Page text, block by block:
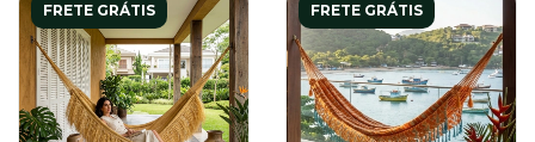
FRETE GRÁTIS FRETE GRÁTIS